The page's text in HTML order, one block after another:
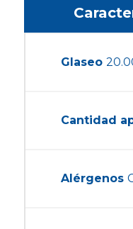
Glaseo
Cantidad
Alérgenos